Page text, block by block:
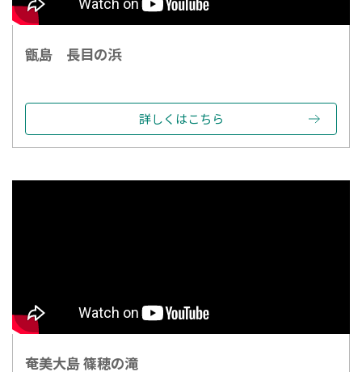
甑島 長目の浜
詳しくはこちら
奄美大島 篠穂の滝